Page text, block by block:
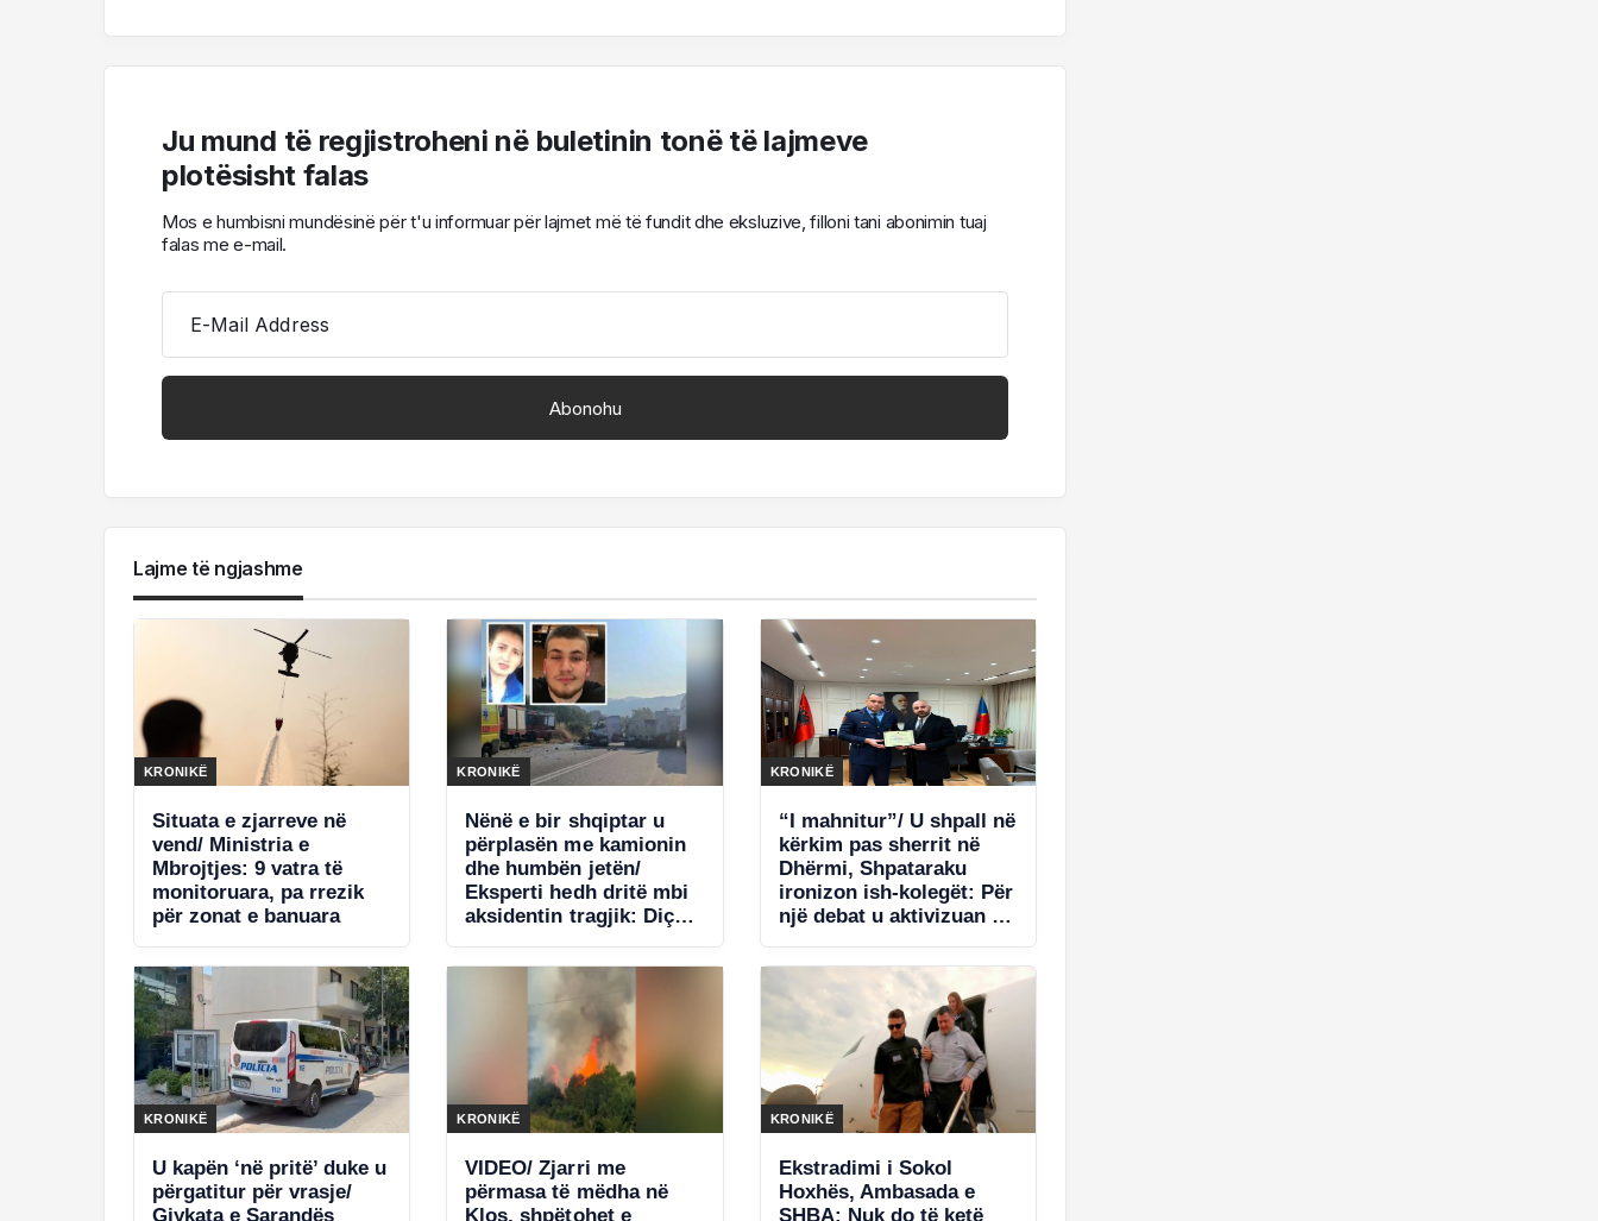
Ju mund të regjistroheni në buletinin tonë të lajmeve
plotësisht falas
Mos e humbisni mundësinë për t'u informuar për lajmet më të fundit dhe eksluzive, filloni tani abonimin tuaj
falas me e-mail.
E-Mail Address
Lajme të ngjashme
KRONIKË
Situata e zjarreve në
vend/ Ministria e
Mbrojtjes: 9 vatra të
monitoruara, pa rrezik
për zonat e banuara
KRONIKË
Nënë e bir shqiptar u
përplasën me kamionin
dhe humbën jetën/
Eksperti hedh dritë mbi
aksidentin tragjik: Diçka
KRONIKË
“I mahnitur”/ U shpall në
kërkim pas sherrit në
Dhërmi, Shpataraku
ironizon ish-kolegët: Për
një debat u aktivizuan të
kërcënova askënd me
KRONIKË
U kapën ‘në pritë’ duke u
përgatitur për vrasje/
Gjykata e Sarandës
KRONIKË
VIDEO/ Zjarri me
përmasa të mëdha në
Klos, shpëtohet e
KRONIKË
Ekstradimi i Sokol
Hoxhës, Ambasada e
SHBA: Nuk do të ketë